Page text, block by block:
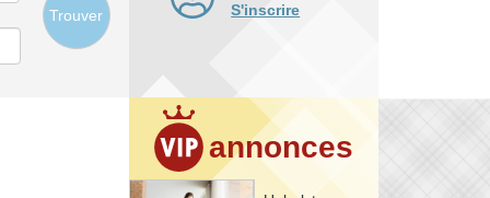
Trouver
S'inscrire
annonces